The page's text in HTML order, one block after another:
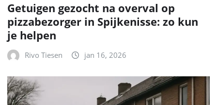
Getuigen gezocht na overval op
pizzabezorger in Spijkenisse: zo kun
je helpen
Rivo Tiesen jan 16, 2026